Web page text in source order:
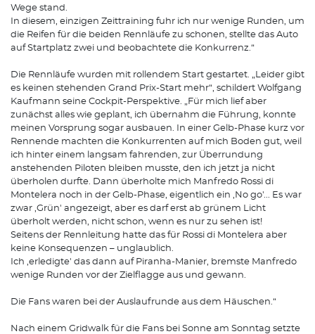
Wege stand.
In diesem, einzigen Zeittraining fuhr ich nur wenige Runden, um
die Reifen für die beiden Rennläufe zu schonen, stellte das Auto
auf Startplatz zwei und beobachtete die Konkurrenz.“
Die Rennläufe wurden mit rollendem Start gestartet. „Leider gibt
es keinen stehenden Grand Prix-Start mehr“, schildert Wolfgang
Kaufmann seine Cockpit-Perspektive. „Für mich lief aber
zunächst alles wie geplant, ich übernahm die Führung, konnte
meinen Vorsprung sogar ausbauen. In einer Gelb-Phase kurz vor
Rennende machten die Konkurrenten auf mich Boden gut, weil
ich hinter einem langsam fahrenden, zur Überrundung
anstehenden Piloten bleiben musste, den ich jetzt ja nicht
überholen durfte. Dann überholte mich Manfredo Rossi di
Montelera noch in der Gelb-Phase, eigentlich ein ,No go'... Es war
zwar ,Grün' angezeigt, aber es darf erst ab grünem Licht
überholt werden, nicht schon, wenn es nur zu sehen ist!
Seitens der Rennleitung hatte das für Rossi di Montelera aber
keine Konsequenzen – unglaublich.
Ich ,erledigte' das dann auf Piranha-Manier, bremste Manfredo
wenige Runden vor der Zielflagge aus und gewann.
Die Fans waren bei der Auslaufrunde aus dem Häuschen.“
Nach einem Gridwalk für die Fans bei Sonne am Sonntag setzte